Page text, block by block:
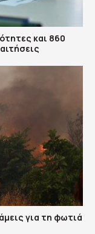
και 860
για τη φωτιά